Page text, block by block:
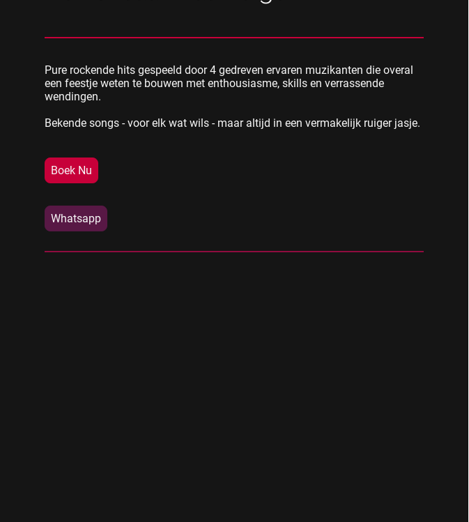
Pure rockende hits gespeeld door 4 gedreven ervaren muzikanten die overal
een feestje weten te bouwen met enthousiasme, skills en verrassende
wendingen.
Bekende songs - voor elk wat wils - maar altijd in een vermakelijk ruiger jasje.
Boek Nu
Whatsapp